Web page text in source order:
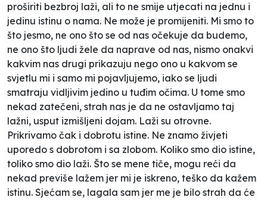
proširiti bezbroj laži, ali to ne smije utjecati na jednu i
jedinu istinu o nama. Ne može je promijeniti. Mi smo to
što jesmo, ne ono što se od nas očekuje da budemo,
ne ono što ljudi žele da naprave od nas, nismo onakvi
kakvim nas drugi prikazuju nego ono u kakvom se
svjetlu mi i samo mi pojavljujemo, iako se ljudi
smatraju vidljivim jedino u tuđim očima. U tome smo
nekad zatečeni, strah nas je da ne ostavljamo taj
lažni, usput izmišljeni dojam. Laži su otrovne.
Prikrivamo čak i dobrotu istine. Ne znamo živjeti
uporedo s dobrotom i sa zlobom. Koliko smo dio istine,
toliko smo dio laži. Što se mene tiče, mogu reći da
nekad previše lažem jer mi je iskreno, teško da kažem
istinu. Sjećam se, lagala sam jer me je bilo strah da će